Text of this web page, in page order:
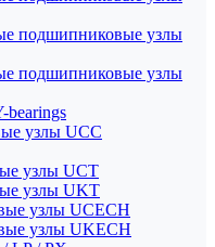
подшипниковые узлы
подшипниковые узлы
bearings
узлы UCC
узлы UCT
узлы UKT
узлы UCECH
узлы UKECH